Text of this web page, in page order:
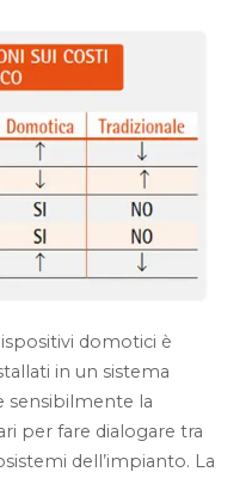
domotici è
in un sistema
sensibilmente la
per fare dialogare tra
dell’impianto. La